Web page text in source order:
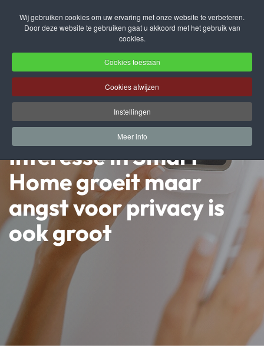
Wij gebruiken cookies om uw ervaring met onze website te verbeteren.
Door deze website te gebruiken gaat u akkoord met het gebruik van
cookies.
Cookies toestaan
Cookies afwijzen
Instellingen
Meer info
Terug naar hoofdinhoud
Interesse in Smart
Home groeit maar
angst voor privacy is
ook groot